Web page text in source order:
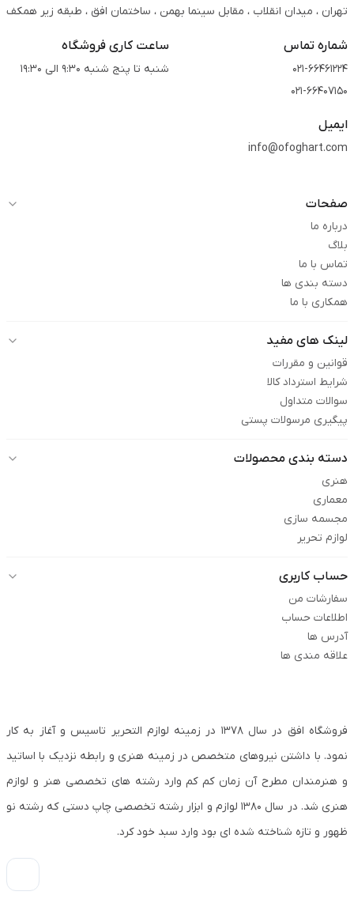
تهران ، میدان انقلاب ، مقابل سینما بهمن ، ساختمان افق ، طبقه زیر همکف
شماره تماس
021-66461224
021-66407150
ساعت کاری فروشگاه
شنبه تا پنج شنبه 9:30 الی 19:30
ایمیل
info@ofoghart.com
صفحات
درباره ما
بلاگ
تماس با ما
دسته بندی ها
همکاری با ما
لینک های مفید
قوانین و مقررات
شرایط استرداد کالا
سوالات متداول
پیگیری مرسولات پستی
دسته بندی محصولات
هنری
معماری
مجسمه سازی
لوازم تحریر
حساب کاربری
سفارشات من
اطلاعات حساب
آدرس ها
علاقه مندی ها
فروشگاه افق در سال ۱۳۷۸ در زمینه لوازم التحریر تاسیس و آغاز به کار
نمود. با داشتن نیروهای متخصص در زمینه هنری و رابطه نزدیک با اساتید
و هنرمندان مطرح آن زمان کم کم وارد رشته های تخصصی هنر و لوازم
هنری شد. در سال ۱۳۸۰ لوازم و ابزار رشته تخصصی چاپ دستی که رشته نو
ظهور و تازه شناخته شده ای بود وارد سبد خود کرد.